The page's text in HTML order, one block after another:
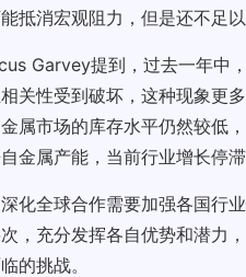
抵消宏观阻力，但是还不足
Garvey提到，过去一年中
关性受到破坏，这种现象更
属市场的库存水平仍然较低
金属产能，当前行业增长停
化全球合作需要加强各国行
，充分发挥各自优势和潜力
的挑战。